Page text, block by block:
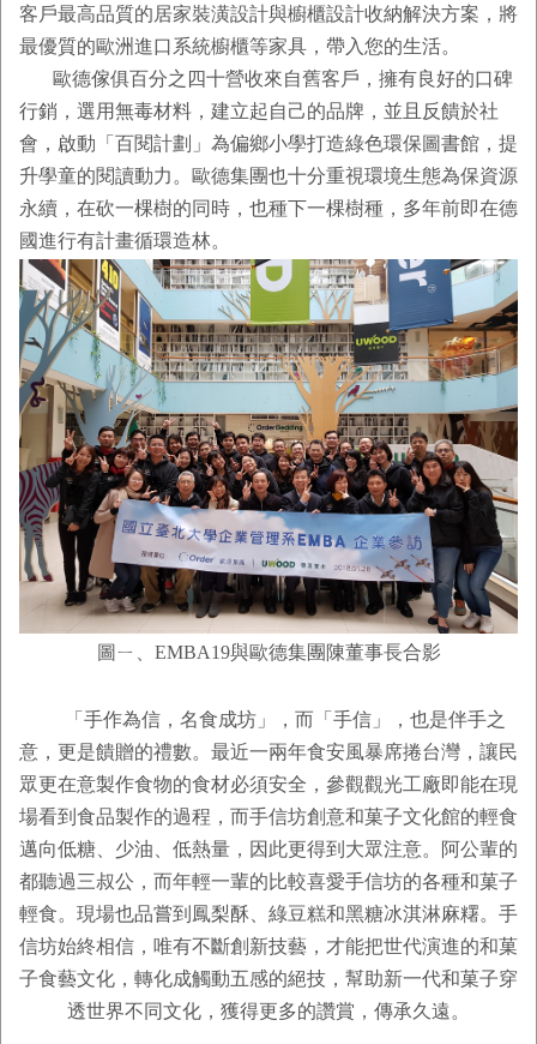
客戶最高品質的居家裝潢設計與櫥櫃設計收納解決方案，將
最優質的歐洲進口系統櫥櫃等家具，帶入您的生活。
歐德傢俱百分之四十營收來自舊客戶，擁有良好的口碑
行銷，選用無毒材料，建立起自己的品牌，並且反饋於社
會，啟動「百閱計劃」為偏鄉小學打造綠色環保圖書館，提
升學童的閱讀動力。歐德集團也十分重視環境生態為保資源
永續，在砍一棵樹的同時，也種下一棵樹種，多年前即在德
國進行有計畫循環造林。
圖ㄧ、EMBA19與歐德集團陳董事長合影
「手作為信，名食成坊」，而「手信」，也是伴手之
意，更是饋贈的禮數。最近一兩年食安風暴席捲台灣，讓民
眾更在意製作食物的食材必須安全，參觀觀光工廠即能在現
場看到食品製作的過程，而手信坊創意和菓子文化館的輕食
邁向低糖、少油、低熱量，因此更得到大眾注意。阿公輩的
都聽過三叔公，而年輕一輩的比較喜愛手信坊的各種和菓子
輕食。現場也品嘗到鳳梨酥、綠豆糕和黑糖冰淇淋麻糬。手
信坊始終相信，唯有不斷創新技藝，才能把世代演進的和菓
子食藝文化，轉化成觸動五感的絕技，幫助新一代和菓子穿
透世界不同文化，獲得更多的讚賞，傳承久遠。